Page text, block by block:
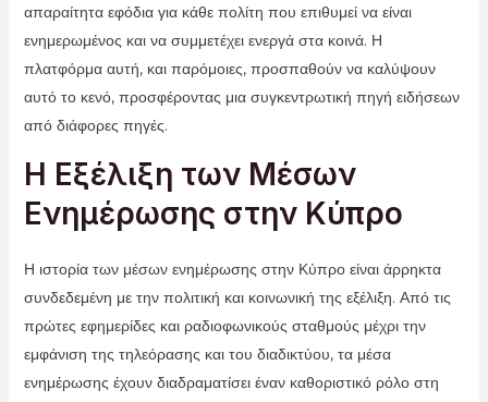
απαραίτητα εφόδια για κάθε πολίτη που επιθυμεί να είναι
ενημερωμένος και να συμμετέχει ενεργά στα κοινά. Η
πλατφόρμα αυτή, και παρόμοιες, προσπαθούν να καλύψουν
αυτό το κενό, προσφέροντας μια συγκεντρωτική πηγή ειδήσεων
από διάφορες πηγές.
Η Εξέλιξη των Μέσων
Ενημέρωσης στην Κύπρο
Η ιστορία των μέσων ενημέρωσης στην Κύπρο είναι άρρηκτα
συνδεδεμένη με την πολιτική και κοινωνική της εξέλιξη. Από τις
πρώτες εφημερίδες και ραδιοφωνικούς σταθμούς μέχρι την
εμφάνιση της τηλεόρασης και του διαδικτύου, τα μέσα
ενημέρωσης έχουν διαδραματίσει έναν καθοριστικό ρόλο στη